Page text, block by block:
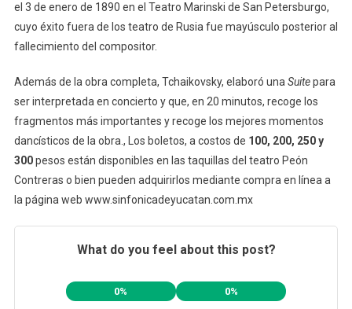
el 3 de enero de 1890 en el Teatro Marinski de San Petersburgo,
cuyo éxito fuera de los teatro de Rusia fue mayúsculo posterior al
fallecimiento del compositor.
Además de la obra completa, Tchaikovsky, elaboró una Suitepara
ser interpretada en concierto y que, en 20 minutos, recoge los
fragmentos más importantes y recoge los mejores momentos
dancísticos de la obra., Los boletos, a costos de 100, 200, 250 y
300pesos están disponibles en las taquillas del teatro Peón
Contreras o bien pueden adquirirlos mediante compra en línea a
la página web www.sinfonicadeyucatan.com.mx
What do you feel about this post?
0% 0%